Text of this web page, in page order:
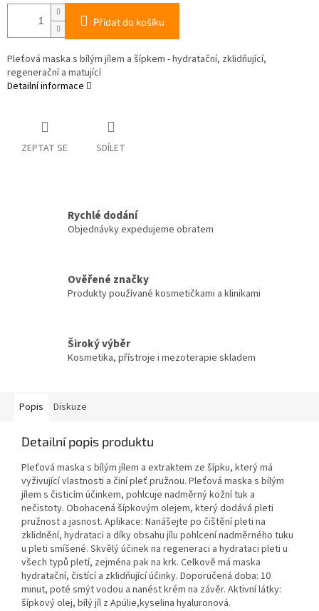
Přidat do košíku
Pleťová maska s bílým jílem a šípkem - hydratační, zklidňující,
regenerační a matující
Detailní informace
ZEPTAT SE SDÍLET
Rychlé dodání
Objednávky expedujeme obratem
Ověřené značky
Produkty používané kosmetičkami a klinikami
Široký výběr
Kosmetika, přístroje i mezoterapie skladem
Popis Diskuze
Detailní popis produktu
Pleťová maska s bílým jílem a extraktem ze šípku, který má
vyživující vlastnosti a činí pleť pružnou. Pleťová maska s bílým
jílem s čisticím účinkem, pohlcuje nadměrný kožní tuk a
nečistoty. Obohacená šípkovým olejem, který dodává pleti
pružnost a jasnost. Aplikace: Nanášejte po čištění pleti na
zklidnění, hydrataci a díky obsahu jílu pohlcení nadměrného tuku
u pleti smíšené. Skvělý účinek na regeneraci a hydrataci pleti u
všech typů pletí, zejména pak na krk. Celkově má maska
hydratační, čistící a zklidňující účinky. Doporučená doba: 10
minut, poté smýt vodou a nanést krém na závěr. Aktivní látky:
šípkový olej, bílý jíl z Apúlie,kyselina hyaluronová.